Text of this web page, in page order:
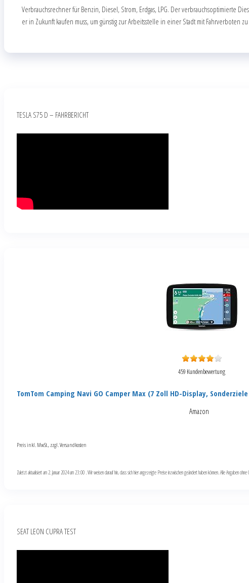
Verbrauchsrechner für Benzin, Diesel, Strom, Erdgas, LPG. Der verbrauchsoptimierte
er in Zukunft kaufen muss, um günstig zur Arbeitsstelle in einer Stadt mit Fahrverboten
TESLA S75 D – FAHRBERICHT
459 Kundenbewertung
TomTom Camping Navi GO Camper Max (7 Zoll HD-Display,
Amazon
Preis inkl. MwSt., zzgl. Versandkosten
Zuletzt aktualisiert am 2. Januar 2024 um 23:00 . Wir weisen darauf hin, dass sich hier angezeigte Preise inzwischen geändert haben können. Alle Angaben ohne
SEAT LEON CUPRA TEST